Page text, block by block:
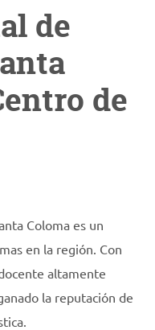
de
de
Coloma es un
en la región. Con
altamente
la reputación de